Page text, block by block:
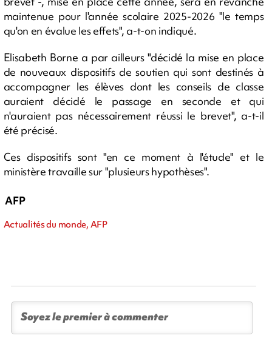
maintenue pour l'année scolaire 2025-2026 "le temps
qu'on en évalue les effets", a-t-on indiqué.
Elisabeth Borne a par ailleurs "décidé la mise en place
de nouveaux dispositifs de soutien qui sont destinés à
accompagner les élèves dont les conseils de classe
auraient décidé le passage en seconde et qui
n'auraient pas nécessairement réussi le brevet", a-t-il
été précisé.
Ces dispositifs sont "en ce moment à l'étude" et le
ministère travaille sur "plusieurs hypothèses".
AFP
Actualités du monde, AFP